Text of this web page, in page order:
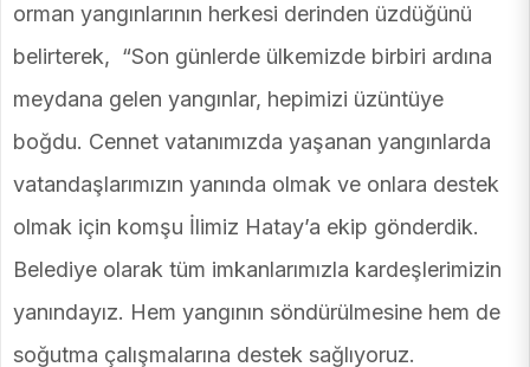
orman yangınlarının herkesi derinden üzdüğünü
belirterek, “Son günlerde ülkemizde birbiri ardına
meydana gelen yangınlar, hepimizi üzüntüye
boğdu. Cennet vatanımızda yaşanan yangınlarda
vatandaşlarımızın yanında olmak ve onlara destek
olmak için komşu İlimiz Hatay’a ekip gönderdik.
Belediye olarak tüm imkanlarımızla kardeşlerimizin
yanındayız. Hem yangının söndürülmesine hem de
soğutma çalışmalarına destek sağlıyoruz.